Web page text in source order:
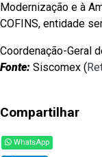
Modernização e à
COFINS, entidade
Coordenação-Geral
Fonte: Siscomex (
Compartilhar
WhatsApp